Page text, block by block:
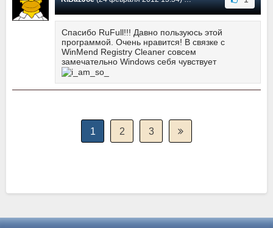
Спасибо RuFull!!! Давно пользуюсь этой
программой. Очень нравится! В связке с
WinMend Registry Cleaner совсем
замечательно Windows себя чувствует
1 2 3